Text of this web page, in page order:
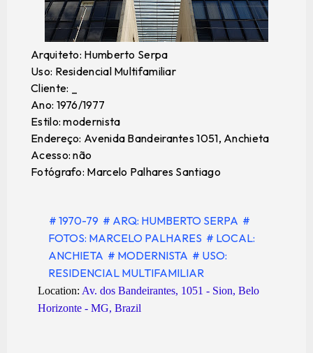
Arquiteto: Humberto Serpa
Uso: Residencial Multifamiliar
Cliente: _
Ano: 1976/1977
Estilo: modernista
Endereço: Avenida Bandeirantes 1051, Anchieta
Acesso: não
Fotógrafo: Marcelo Palhares Santiago
# 1970-79 # ARQ: HUMBERTO SERPA #
FOTOS: MARCELO PALHARES # LOCAL:
ANCHIETA # MODERNISTA # USO:
RESIDENCIAL MULTIFAMILIAR
Location: Av. dos Bandeirantes, 1051 - Sion, Belo
Horizonte - MG, Brazil